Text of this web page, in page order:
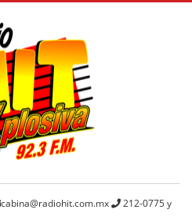
cabina@radiohit.com.mx
212-0775 y